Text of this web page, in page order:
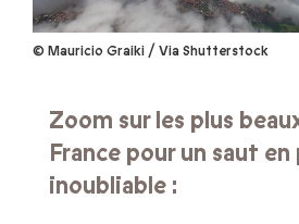
© Mauricio Graiki / Via Shutterstock
Zoom sur les plus
France pour un saut
inoubliable :